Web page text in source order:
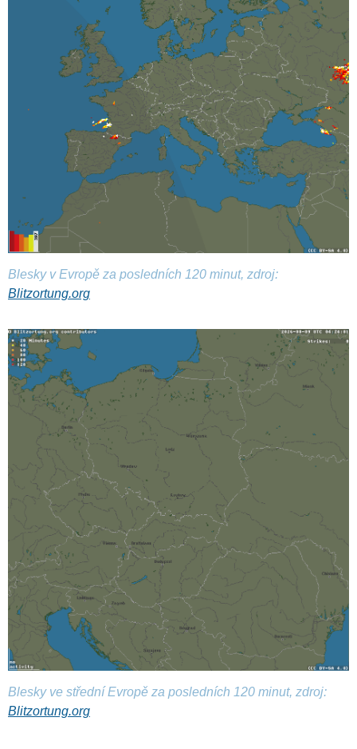
Blesky v Evropě za posledních 120 minut, zdroj:
Blitzortung.org
Blesky ve střední Evropě za posledních 120 minut, zdroj:
Blitzortung.org